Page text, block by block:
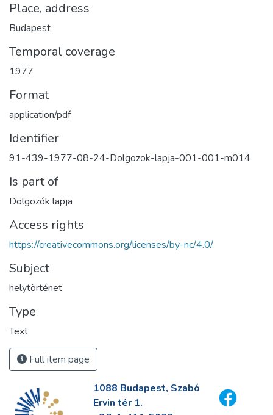
Place, address
Budapest
Temporal coverage
1977
Format
application/pdf
Identifier
91-439-1977-08-24-Dolgozok-lapja-001-001-m014
Is part of
Dolgozók lapja
Access rights
https://creativecommons.org/licenses/by-nc/4.0/
Subject
helytörténet
Type
Text
Full item page
1088 Budapest, Szabó
Ervin tér 1.